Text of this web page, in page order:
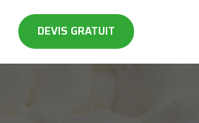
DEVIS GRATUIT